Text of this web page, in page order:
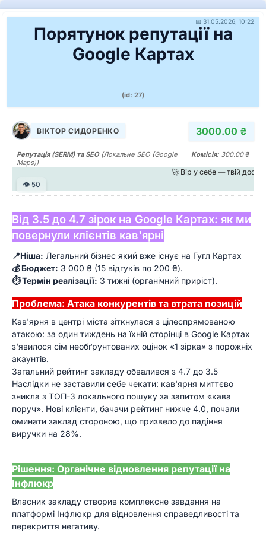
📅 31.05.2026, 10:22
Порятунок репутації на
Google Картах
(id: 27)
ВІКТОР СИДОРЕНКО 3000.00 ₴
Репутація (SERM) та SEO (Локальне SEO (Google
Maps))
Комісія:300.00 ₴
👁 50
🚀 Вір у себе — твій
Від 3.5 до 4.7 зірок на Google Картах: як ми
повернули клієнтів кав'ярні
📍Ніша: Легальний бізнес який вже існує на Гугл Картах
💰 Бюджет: 3 000 ₴ (15 відгуків по 200 ₴).
⏱ Термін реалізації: 3 тижні (органічний приріст).
Проблема: Атака конкурентів та втрата позицій
Кав'ярня в центрі міста зіткнулася з цілеспрямованою
атакою: за один тиждень на їхній сторінці в Google Картах
з'явилося сім необґрунтованих оцінок «1 зірка» з порожніх
акаунтів.
Загальний рейтинг закладу обвалився з 4.7 до 3.5
Наслідки не заставили себе чекати: кав'ярня миттєво
зникла з ТОП-3 локального пошуку за запитом «кава
поруч». Нові клієнти, бачачи рейтинг нижче 4.0, почали
оминати заклад стороною, що призвело до падіння
виручки на 28%.
Рішення: Органічне відновлення репутації на
Інфлюкр
Власник закладу створив комплексне завдання на
платформі Інфлюкр для відновлення справедливості та
перекриття негативу.